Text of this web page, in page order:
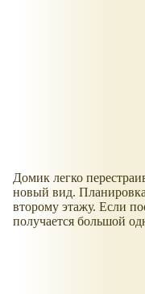
Домик легко
новый вид.
второму этажу. Если
получается большой